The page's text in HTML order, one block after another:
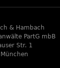
& Hambach
PartG mbB
Str. 1